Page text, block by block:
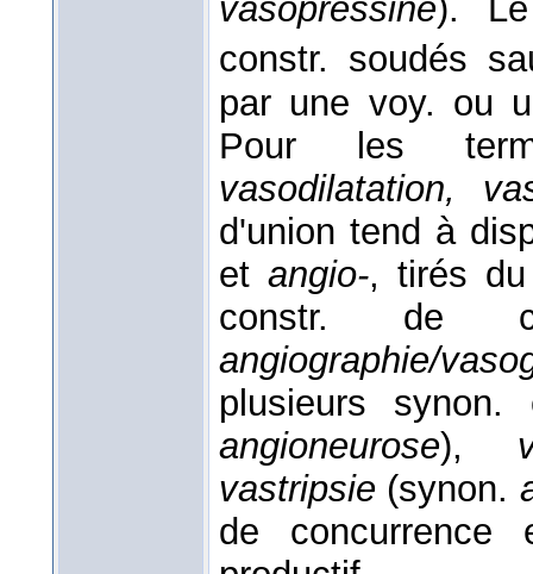
vasopressine).
constr. soudés
par une voy. ou
Pour les
vasodilatation,
d'union tend à
et angio-, tirés du
constr. de
angiographie/
plusieurs
angioneurose),
vastripsie (synon.
de